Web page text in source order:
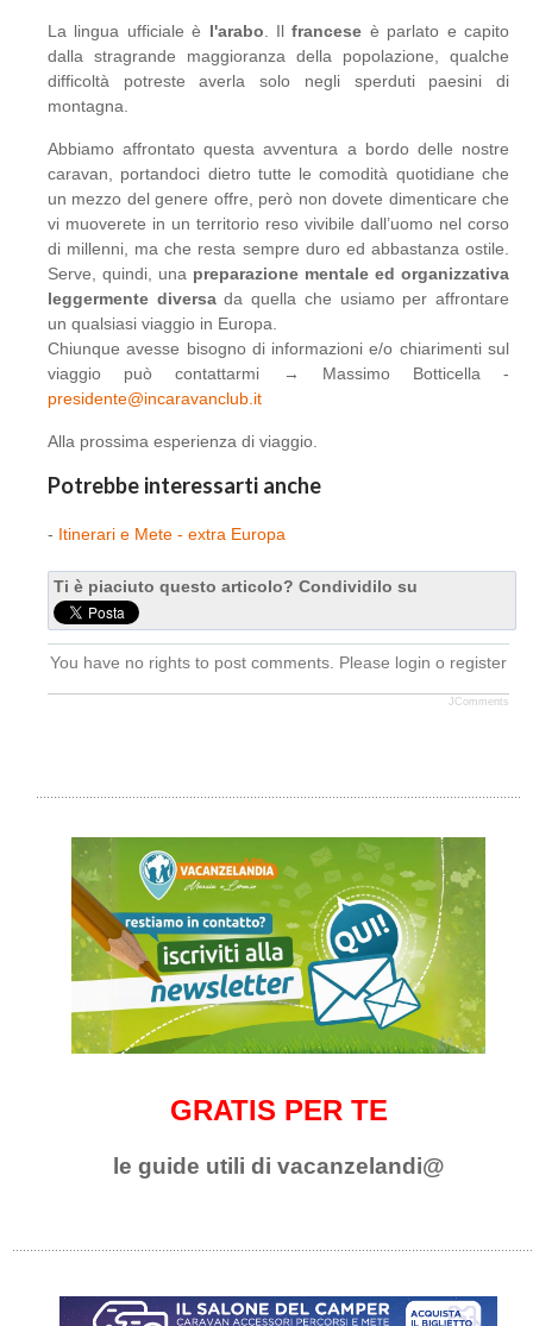
La lingua ufficiale è l'arabo . Ilfrancese è parlato e capito
dalla stragrande maggioranza della popolazione, qualche
difficoltà potreste averla solo negli sperduti paesini di
montagna.
Abbiamo affrontato questa avventura a bordo delle nostre
caravan, portandoci dietro tutte le comodità quotidiane che
un mezzo del genere offre, però non dovete dimenticare che
vi muoverete in un territorio reso vivibile dall’uomo nel corso
di millenni, ma che resta sempre duro ed abbastanza ostile.
Serve, quindi, una preparazione mentale ed organizzativa
leggermente diversada quella che usiamo per affrontare
un qualsiasi viaggio in Europa.
Chiunque avesse bisogno di informazioni e/o chiarimenti sul
viaggio può contattarmi → Massimo Botticella -
presidente@incaravanclub.it
Alla prossima esperienza di viaggio.
Potrebbe interessarti anche
- Itinerari e Mete - extra Europa
Ti è piaciuto questo articolo? Condividilo su
You have no rights to post comments. Please login o register
JComments
GRATIS PER TE
le guide utili di vacanzelandi@